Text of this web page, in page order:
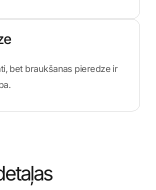
bet braukšanas pieredze ir